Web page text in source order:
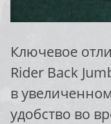
Ключевое
Rider Back
в
удобство во